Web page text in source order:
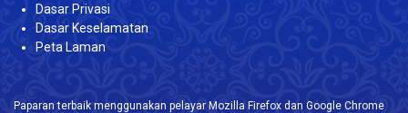
Dasar Privasi
Dasar Keselamatan
Peta Laman
Paparan terbaik menggunakan pelayar Mozilla Firefox dan Google Chrome